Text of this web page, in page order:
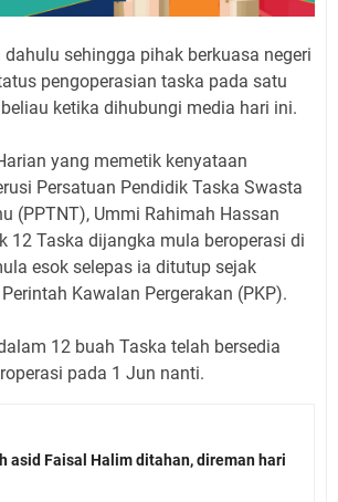
sehingga pihak berkuasa negeri
pengoperasian taska pada satu
ketika dihubungi media hari ini.
yang memetik kenyataan
Persatuan Pendidik Taska Swasta
(PPTNT), Ummi Rahimah Hassan
12 Taska dijangka mula beroperasi di
esok selepas ia ditutup sejak
Kawalan Pergerakan (PKP).
12 buah Taska telah bersedia
pada 1 Jun nanti.
asid Faisal Halim ditahan, direman hari